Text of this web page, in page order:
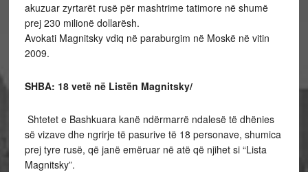
akuzuar zyrtarët rusë për mashtrime tatimore në shumë
prej 230 milionë dollarësh.
Avokati Magnitsky vdiq në paraburgim në Moskë në vitin
2009.
SHBA: 18 vetë në Listën Magnitsky/
Shtetet e Bashkuara kanë ndërmarrë ndalesë të dhënies
së vizave dhe ngrirje të pasurive të 18 personave, shumica
prej tyre rusë, që janë emëruar në atë që njihet si “Lista
Magnitsky”.